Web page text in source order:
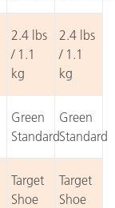
2.4 lbs
/ 1.1
kg
2.4 lbs
/ 1.1
kg
Green
Standard
Green
Standard
Target
Shoe
Target
Shoe